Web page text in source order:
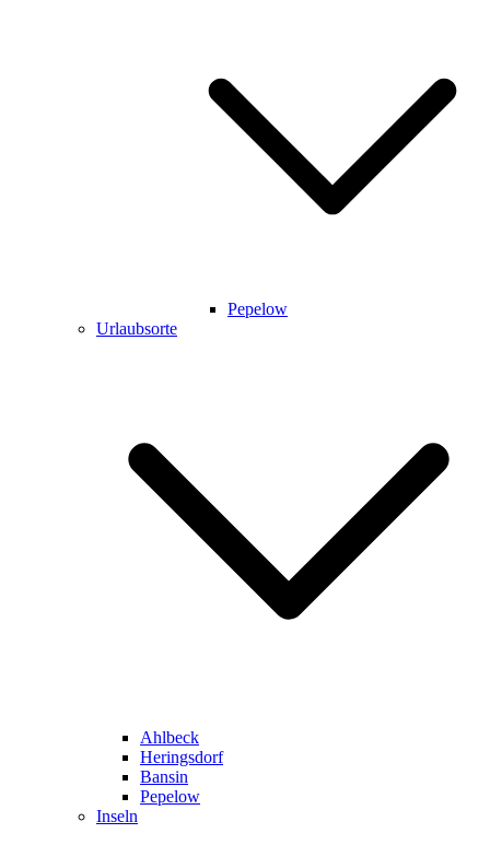
Pepelow
Urlaubsorte
Ahlbeck
Heringsdorf
Bansin
Pepelow
Inseln